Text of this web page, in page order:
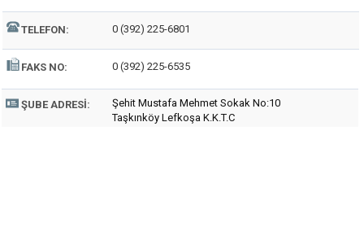
TELEFON: 0 (392) 225-6801
FAKS NO: 0 (392) 225-6535
ŞUBE ADRESI:
Şehit Mustafa Mehmet Sokak No:10
Taşkınköy Lefkoşa K.K.T.C